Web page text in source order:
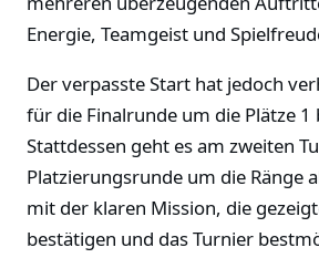
Energie, Teamgeist und
Der verpasste Start hat jedoch
für die Finalrunde um die Plätze 1
Stattdessen geht es am zweiten
Platzierungsrunde um die Ränge
mit der klaren Mission, die
bestätigen und das Turnier